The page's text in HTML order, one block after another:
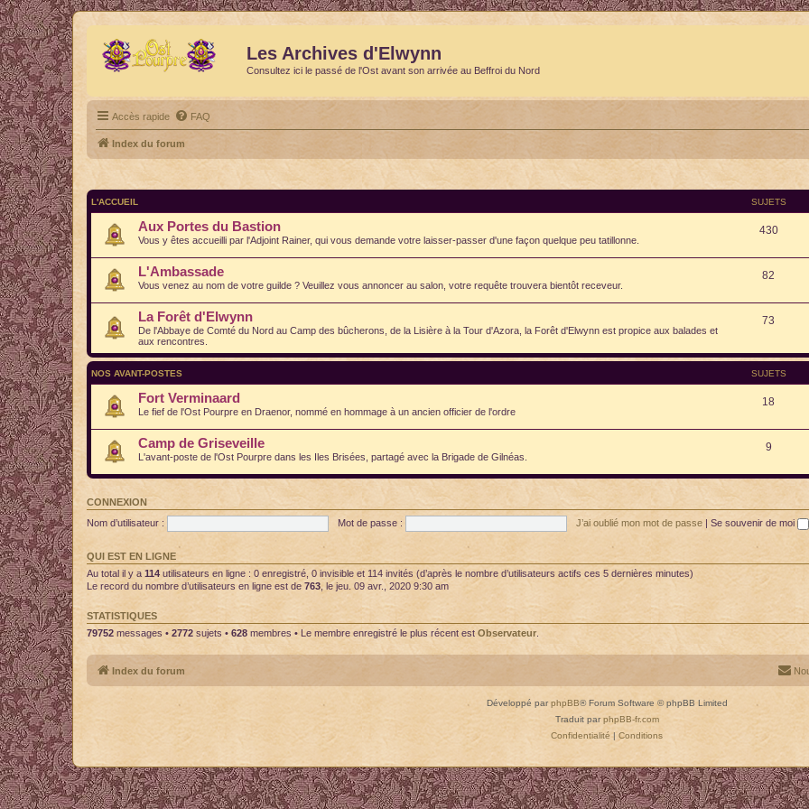
Les Archives d'Elwynn
Consultez ici le passé de l'Ost avant son arrivée au Beffroi du Nord
Accès rapide FAQ
Index du forum
L'ACCUEIL SUJETS
Aux Portes du Bastion
Vous y êtes accueilli par l'Adjoint Rainer, qui vous demande votre laisser-passer d'une façon quelque peu tatillonne.
430
L'Ambassade
Vous venez au nom de votre guilde ? Veuillez vous annoncer au salon, votre requête trouvera bientôt receveur.
82
La Forêt d'Elwynn
De l'Abbaye de Comté du Nord au Camp des bûcherons, de la Lisière à la Tour d'Azora, la Forêt d'Elwynn est propice aux balades et
aux rencontres.
73
NOS AVANT-POSTES SUJETS
Fort Verminaard
Le fief de l'Ost Pourpre en Draenor, nommé en hommage à un ancien officier de l'ordre
18
Camp de Griseveille
L'avant-poste de l'Ost Pourpre dans les Iles Brisées, partagé avec la Brigade de Gilnéas.
9
CONNEXION
Nom d’utilisateur :
Mot de passe : J’ai oublié mon mot de passe | Se souvenir de moi
QUI EST EN LIGNE
Au total il y a 114 utilisateurs en ligne : 0 enregistré, 0 invisible et 114 invités (d’après le nombre d’utilisateurs actifs ces 5 dernières minutes)
Le record du nombre d’utilisateurs en ligne est de763, le jeu. 09 avr., 2020 9:30 am
STATISTIQUES
79752messages • 2772 sujets • 628 membres • Le membre enregistré le plus récent estObservateur
Index du forum
Développé parphpBB® Forum Software © phpBB Limited
Traduit par phpBB-fr.com
Confidentialité| Conditions